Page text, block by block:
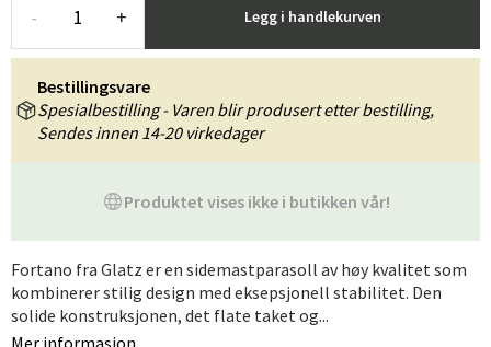
- + Legg i handlekurven
Produktet vises ikke i butikken vår!
Bestillingsvare
Spesialbestilling - Varen blir produsert etter bestilling,
Sendes innen 14-20 virkedager
Fortano fra Glatz er en sidemastparasoll av høy kvalitet som
kombinerer stilig design med eksepsjonell stabilitet. Den
solide konstruksjonen, det flate taket og...
Mer informasjon